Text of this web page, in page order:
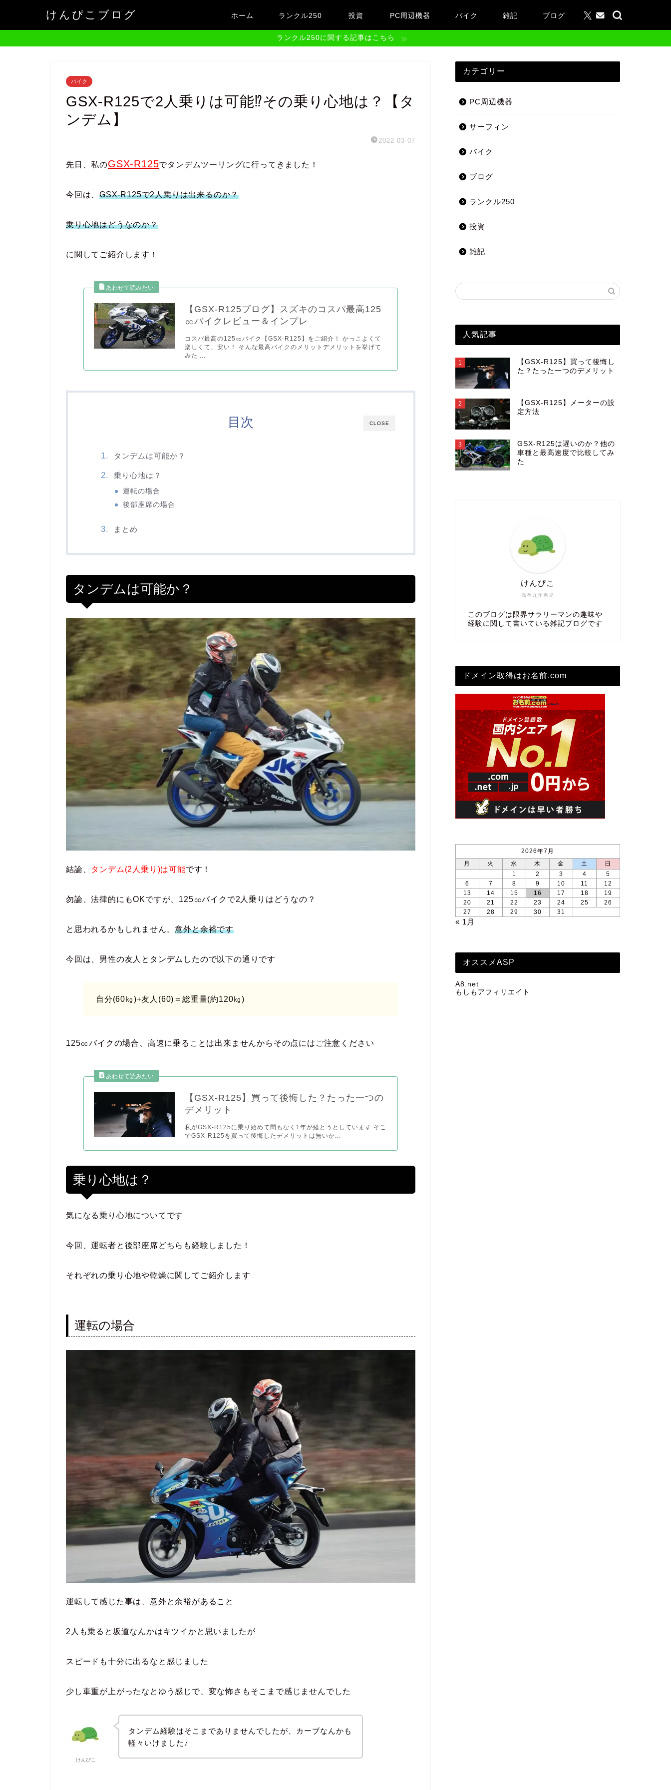
けんぴこブログ ホーム ランクル250 投資 PC周辺機器 バイク 雑記 ブログ
ランクル250に関する記事はこちら
バイク
GSX-R125で2人乗りは可能⁉その乗り心地は？【タ
ンデム】
2022-03-07
先日、私のGSX-R125でタンデムツーリングに行ってきました！
今回は、GSX-R125で2人乗りは出来るのか？
乗り心地はどうなのか？
に関してご紹介します！
【GSX-R125ブログ】スズキのコスパ最高125
㏄バイクレビュー＆インプレ
コスパ最高の125㏄バイク【GSX-R125】をご紹介！ かっこよくて
楽しくて、安い！ そんな最高バイクのメリットデメリットを挙げて
みた ...
CLOSE
目次
タンデムは可能か？
乗り心地は？
運転の場合
後部座席の場合
まとめ
タンデムは可能か？
結論、 タンデム(2人乗り)は可能です！
勿論、法律的にもOKですが、125㏄バイクで2人乗りはどうなの？
と思われるかもしれません。意外と余裕です
今回は、男性の友人とタンデムしたので以下の通りです
自分(60㎏)+友人(60)＝総重量(約120㎏)
125㏄バイクの場合、高速に乗ることは出来ませんからその点にはご注意ください
【GSX-R125】買って後悔した？たった一つの
デメリット
私がGSX-R125に乗り始めて間もなく1年が経とうとしています そこ
でGSX-R125を買って後悔したデメリットは無いか...
乗り心地は？
気になる乗り心地についてです
今回、運転者と後部座席どちらも経験しました！
それぞれの乗り心地や乾燥に関してご紹介します
運転の場合
運転して感じた事は、 意外と余裕がある こと
2人も乗ると坂道なんかはキツイかと思いましたが
スピードも十分に出る なと感じました
少し車重が上がったなとゆう感じで、変な怖さもそこまで感じませんでした
けんぴこ
タンデム経験はそこまでありませんでしたが、カーブなんかも
軽々いけました♪
カテゴリー
PC周辺機器
サーフィン
バイク
ブログ
ランクル250
投資
雑記
人気記事
1
【GSX-R125】買って後悔し
た？たった一つのデメリット
2
【GSX-R125】メーターの設
定方法
3
GSX-R125は遅いのか？他の
車種と最高速度で比較してみ
た
高卒九州男児
けんぴこ
このブログは限界サラリーマンの趣味や
経験に関して書いている雑記ブログです
ドメイン取得はお名前.com
2026年7月
月
火 水 木 金 土
日
1
2 3 4
5
6
7 8 9 10 11
12
13
14 15 16 17 18
19
20
21 22 23 24 25
26
27
28 29 30 31
« 1月
オススメASP
A8.net
もしもアフィリエイト